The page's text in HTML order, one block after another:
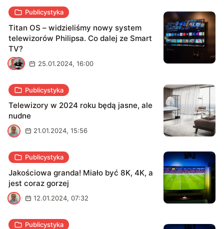
Publicystyka
Titan OS – widzieliśmy nowy system
telewizorów Philipsa. Co dalej ze Smart
TV?
PA 25.01.2024, 16:00
Publicystyka
Telewizory w 2024 roku będą jasne, ale
nudne
P
21.01.2024, 15:56
Publicystyka
Jakościowa granda! Miało być 8K, 4K, a
jest coraz gorzej
P
12.01.2024, 07:32
Publicystyka